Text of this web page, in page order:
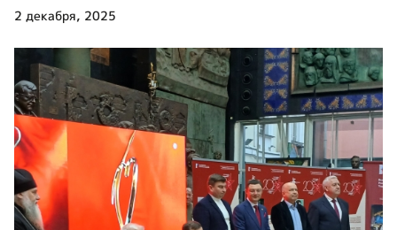
2 декабря, 2025